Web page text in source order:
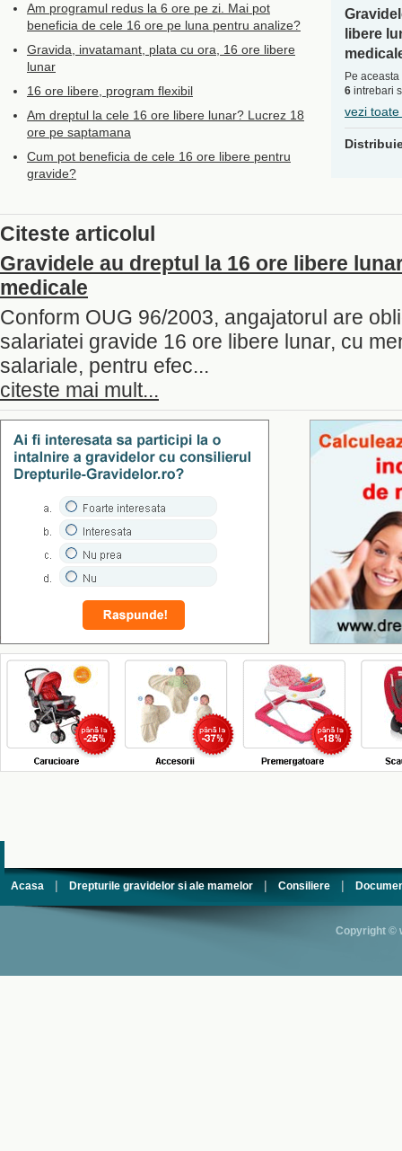
Am programul redus la 6 ore pe zi. Mai pot
beneficia de cele 16 ore pe luna pentru analize?
Gravida, invatamant, plata cu ora, 16 ore libere
lunar
16 ore libere, program flexibil
Am dreptul la cele 16 ore libere lunar? Lucrez 18
ore pe saptamana
Cum pot beneficia de cele 16 ore libere pentru
gravide?
libere
Pe
6 intrebari
vezi
Citeste articolul
Gravidele au dreptul la 16 ore libere
medicale
Conform OUG 96/2003, angajatorul are
salariatei gravide 16 ore libere lunar, cu
salariale, pentru efec...
citeste mai mult...
Acasa |Drepturile gravidelor si ale mamelor |Consiliere |
Copyright ©